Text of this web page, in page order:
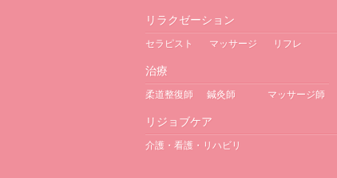
リラクゼーション
セラピスト マッサージ リフレ
治療
柔道整復師 鍼灸師 マッサージ師
リジョブケア
介護・看護・リハビリ